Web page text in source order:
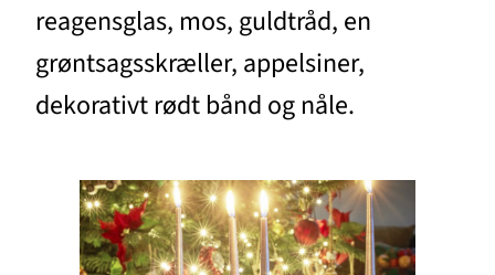
reagensglas, mos, guldtråd, en
grøntsagsskræller, appelsiner,
dekorativt rødt bånd og nåle.